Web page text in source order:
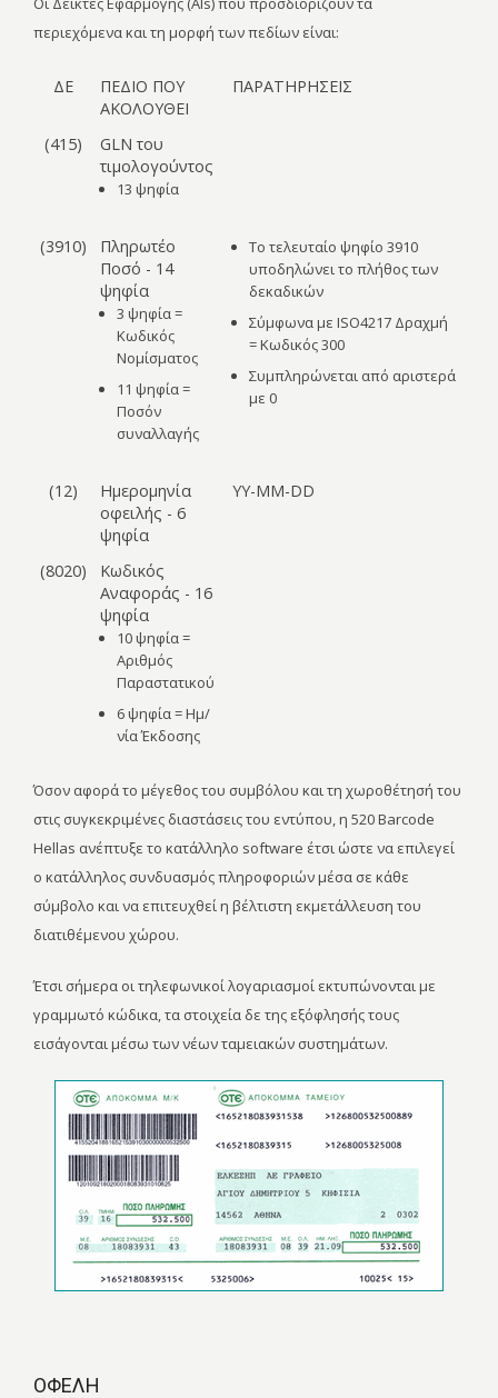
περιεχόμενα και τη μορφή των πεδίων είναι:
ΔΕ
ΠΕΔΙΟ ΠΟΥ
ΑΚΟΛΟΥΘΕΙ
ΠΑΡΑΤΗΡΗΣΕΙΣ
(415)
GLN του
τιμολογούντος
13 ψηφία
(3910)
Πληρωτέο
Ποσό - 14
ψηφία
3 ψηφία =
Κωδικός
Νομίσματος
11 ψηφία =
Ποσόν
συναλλαγής
Το τελευταίο ψηφίο 3910
υποδηλώνει το πλήθος των
δεκαδικών
Σύμφωνα με ISO4217 Δραχμή
= Κωδικός 300
Συμπληρώνεται από αριστερά
με 0
(12)
Ημερομηνία
οφειλής - 6
ψηφία
YY-MM-DD
(8020)
Κωδικός
Αναφοράς - 16
ψηφία
10 ψηφία =
Αριθμός
Παραστατικού
6 ψηφία = Ημ/
νία Έκδοσης
Όσον αφορά το μέγεθος του συμβόλου και τη χωροθέτησή του
στις συγκεκριμένες διαστάσεις του εντύπου, η 520 Barcode
Hellas ανέπτυξε το κατάλληλο software έτσι ώστε να επιλεγεί
ο κατάλληλος συνδυασμός πληροφοριών μέσα σε κάθε
σύμβολο και να επιτευχθεί η βέλτιστη εκμετάλλευση του
διατιθέμενου χώρου.
Έτσι σήμερα οι τηλεφωνικοί λογαριασμοί εκτυπώνονται με
γραμμωτό κώδικα, τα στοιχεία δε της εξόφλησής τους
εισάγονται μέσω των νέων ταμειακών συστημάτων.
ΟΦΕΛΗ